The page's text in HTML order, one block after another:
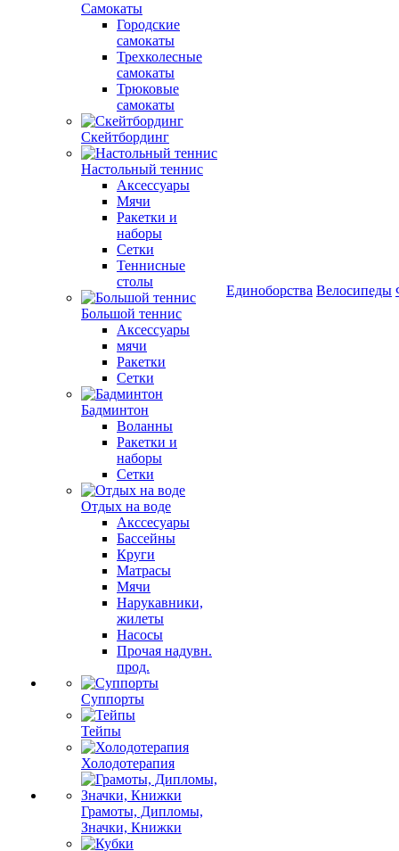
Самокаты
Городские
самокаты
Трехколесные
самокаты
Трюковые
самокаты
Скейтбординг
Настольный теннис
Аксессуары
Мячи
Ракетки и
наборы
Сетки
Теннисные
столы
Большой теннис
Аксессуары
мячи
Ракетки
Сетки
Бадминтон
Воланны
Ракетки и
наборы
Сетки
Отдых на воде
Акссесуары
Бассейны
Круги
Матрасы
Мячи
Нарукавники,
жилеты
Насосы
Прочая надувн.
прод.
Суппорты
Тейпы
Холодотерапия
Грамоты, Дипломы,
Значки, Книжки
Единоборства Велосипеды